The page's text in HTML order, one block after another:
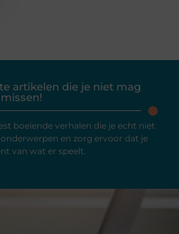
artikelen die je niet mag
missen!
boeiende verhalen die je echt niet
en zorg ervoor dat je
van wat er speelt.